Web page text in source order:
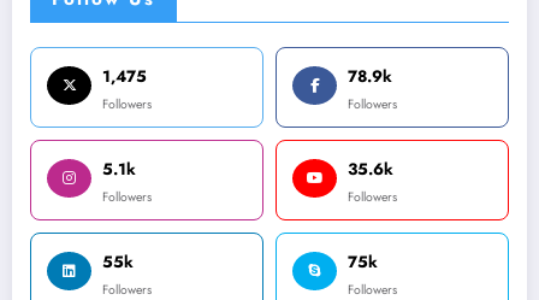
1,475
Followers
78.9k
Followers
5.1k
Followers
35.6k
Followers
55k
Followers
75k
Followers